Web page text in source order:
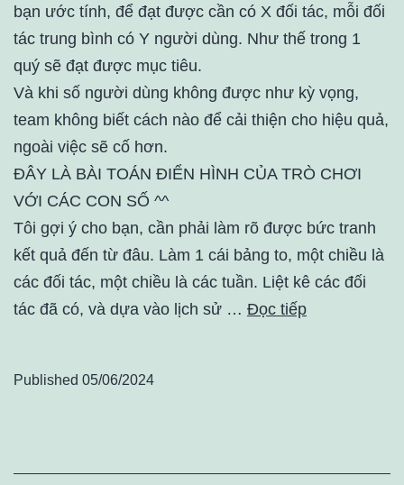
bạn ước tính, để đạt được cần có X đối tác, mỗi đối
tác trung bình có Y người dùng. Như thế trong 1
quý sẽ đạt được mục tiêu.
Và khi số người dùng không được như kỳ vọng,
team không biết cách nào để cải thiện cho hiệu quả,
ngoài việc sẽ cố hơn.
ĐÂY LÀ BÀI TOÁN ĐIỂN HÌNH CỦA TRÒ CHƠI
VỚI CÁC CON SỐ ^^
Tôi gợi ý cho bạn, cần phải làm rõ được bức tranh
kết quả đến từ đâu. Làm 1 cái bảng to, một chiều là
các đối tác, một chiều là các tuần. Liệt kê các đối
tác đã có, và dựa vào lịch sử … Đọc tiếp
Published 05/06/2024